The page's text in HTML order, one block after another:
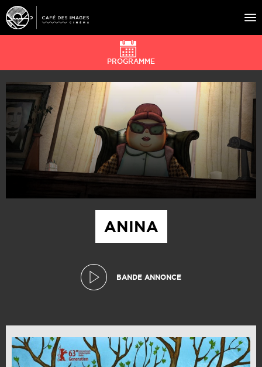
À L’AFFICHE
ÉVÉNEMENTS
CAFÉ DU CINÉ
PRATIQUE
ÉDUCATION AUX IMAGES
ANINA
BANDE ANNONCE
PROGRAMME